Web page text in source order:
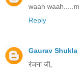
waah
Reply
Gaurav Shukla
रंजना जी,